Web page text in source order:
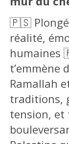
🇵🇸
réalité,
humaines
t’emmène
Ramallah
traditions,
tension, et